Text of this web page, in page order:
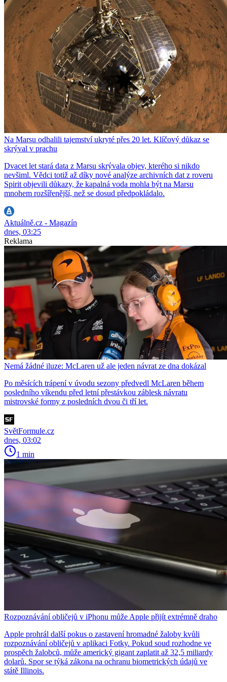
Na Marsu odhalili tajemství ukryté přes 20 let. Klíčový důkaz se
skrýval v prachu
Dvacet let stará data z Marsu skrývala objev, kterého si nikdo
nevšiml. Vědci totiž až díky nové analýze archivních dat z roveru
Spirit objevili důkazy, že kapalná voda mohla být na Marsu
mnohem rozšířenější, než se dosud předpokládalo.
Aktuálně.cz - Magazín
dnes, 03:25
Reklama
Nemá žádné iluze: McLaren už ale jeden návrat ze dna dokázal
Po měsících trápení v úvodu sezony předvedl McLaren během
posledního víkendu před letní přestávkou záblesk návratu
mistrovské formy z posledních dvou či tří let.
SvětFormule.cz
dnes, 03:02
1 min
Rozpoznávání obličejů v iPhonu může Apple přijít extrémně draho
Apple prohrál další pokus o zastavení hromadné žaloby kvůli
rozpoznávání obličejů v aplikaci Fotky. Pokud soud rozhodne ve
prospěch žalobců, může americký gigant zaplatit až 32,5 miliardy
dolarů. Spor se týká zákona na ochranu biometrických údajů ve
státě Illinois.